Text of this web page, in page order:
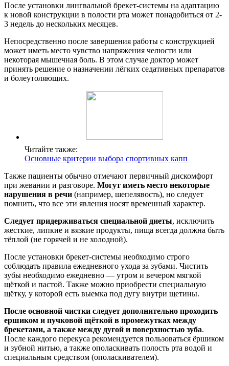
После установки лингвальной брекет-системы на адаптацию
к новой конструкции в полости рта может понадобиться от 2-
3 недель до нескольких месяцев.
Непосредственно после завершения работы с конструкцией
может иметь место чувство напряжения челюсти или
некоторая мышечная боль. В этом случае доктор может
принять решение о назначении лёгких седативных препаратов
и болеутоляющих.
Читайте также:
Основные критерии выбора спортивных капп
Также пациенты обычно отмечают первичный дискомфорт
при жевании и разговоре. Могут иметь место некоторые
нарушения в речи (например, шепелявость), но следует
помнить, что все эти явления носят временный характер.
Следует придерживаться специальной диеты, исключить
жесткие, липкие и вязкие продукты, пища всегда должна быть
тёплой (не горячей и не холодной).
После установки брекет-системы необходимо строго
соблюдать правила ежедневного ухода за зубами. Чистить
зубы необходимо ежедневно ― утром и вечером мягкой
щёткой и пастой. Также можно приобрести специальную
щётку, у которой есть выемка под дугу внутри щетины.
После основной чистки следует дополнительно проходить
ершиком и пучковой щёткой в промежутках между
брекетами, а также между дугой и поверхностью зуба.
После каждого перекуса рекомендуется пользоваться ёршиком
и зубной нитью, а также ополаскивать полость рта водой и
специальным средством (ополаскивателем).